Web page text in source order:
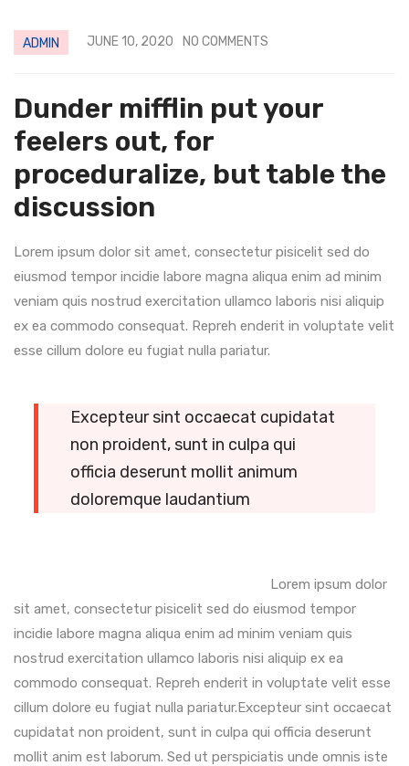
ADMIN JUNE 10, 2020 NO COMMENTS
Dunder mifflin put your
feelers out, for
proceduralize, but table the
discussion
Lorem ipsum dolor sit amet, consectetur pisicelit sed do
eiusmod tempor incidie labore magna aliqua enim ad minim
veniam quis nostrud exercitation ullamco laboris nisi aliquip
ex ea commodo consequat. Repreh enderit in voluptate velit
esse cillum dolore eu fugiat nulla pariatur.
Excepteur sint occaecat cupidatat
non proident, sunt in culpa qui
officia deserunt mollit animum
doloremque laudantium
Lorem ipsum dolor
sit amet, consectetur pisicelit sed do eiusmod tempor
incidie labore magna aliqua enim ad minim veniam quis
nostrud exercitation ullamco laboris nisi aliquip ex ea
commodo consequat. Repreh enderit in voluptate velit esse
cillum dolore eu fugiat nulla pariatur.Excepteur sint occaecat
cupidatat non proident, sunt in culpa qui officia deserunt
mollit anim est laborum. Sed ut perspiciatis unde omnis iste